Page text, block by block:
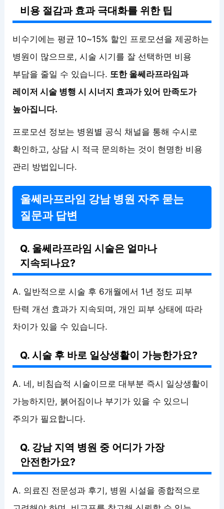
비용 절감과 효과 극대화를 위한 팁
비수기에는 평균 10~15% 할인 프로모션을 제공하는
병원이 많으므로, 시술 시기를 잘 선택하면 비용
부담을 줄일 수 있습니다. 또한 울쎄라프라임과
레이저 시술 병행 시 시너지 효과가 있어 만족도가
높아집니다.
프로모션 정보는 병원별 공식 채널을 통해 수시로
확인하고, 상담 시 적극 문의하는 것이 현명한 비용
관리 방법입니다.
울쎄라프라임 강남 병원 자주 묻는
질문과 답변
Q. 울쎄라프라임 시술은 얼마나
지속되나요?
A. 일반적으로 시술 후 6개월에서 1년 정도 피부
탄력 개선 효과가 지속되며, 개인 피부 상태에 따라
차이가 있을 수 있습니다.
Q. 시술 후 바로 일상생활이 가능한가요?
A. 네, 비침습적 시술이므로 대부분 즉시 일상생활이
가능하지만, 붉어짐이나 부기가 있을 수 있으니
주의가 필요합니다.
Q. 강남 지역 병원 중 어디가 가장
안전한가요?
A. 의료진 전문성과 후기, 병원 시설을 종합적으로